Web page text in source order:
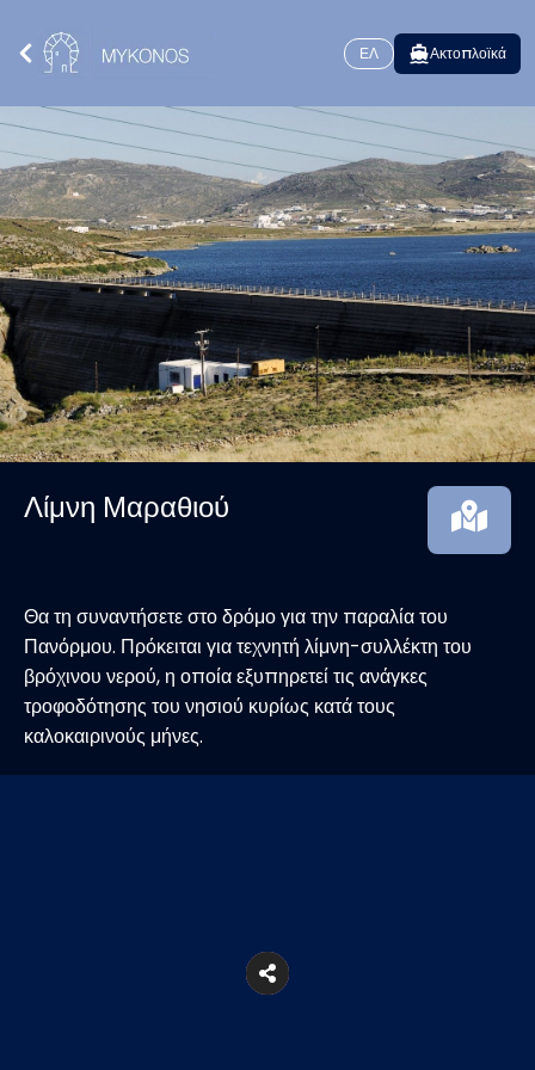
ΕΛ Ακτοπλοϊκά
Λίμνη Μαραθιού
Θα τη συναντήσετε στο δρόμο για την παραλία του
Πανόρμου. Πρόκειται για τεχνητή λίμνη-συλλέκτη του
βρόχινου νερού, η οποία εξυπηρετεί τις ανάγκες
τροφοδότησης του νησιού κυρίως κατά τους
καλοκαιρινούς μήνες.